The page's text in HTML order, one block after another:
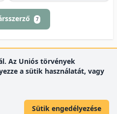
7
Az Uniós törvények
a sütik használatát, vagy
Sütik engedélyezése